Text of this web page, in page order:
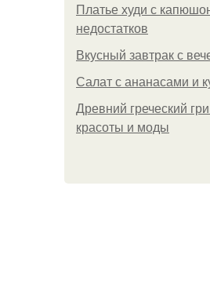
Платье худи с
недостатков
Вкусный завтрак с
Салат с ананасами и
Древний греческий
красоты и моды